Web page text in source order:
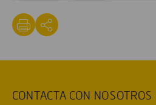
CONTACTA CON NOSOTROS